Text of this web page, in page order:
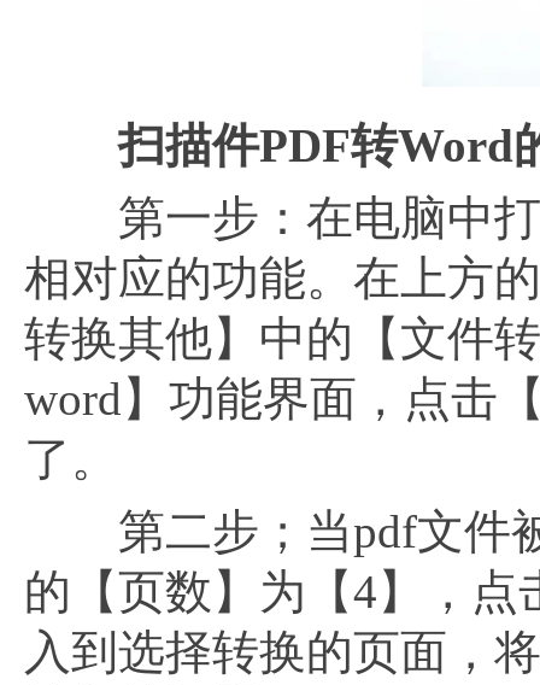
扫描件PDF转Word
第一步：在电脑中打
相对应的功能。在上方
转换其他】中的【文件
word】功能界面，点击
了。
第二步；当pdf文件被
的【页数】为【4】，
入到选择转换的页面，